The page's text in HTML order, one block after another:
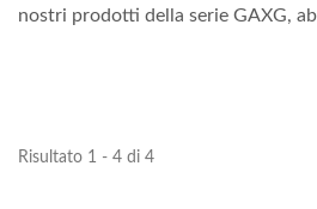
nostri prodotti della serie GAXG,
Risultato 1 - 4 di 4